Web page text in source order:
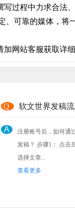
过程中力求合法
、可靠的媒体，将
加网站客服获取详
Q 软文世界发稿
A
注册账号后，如何通
发稿？ 步骤1： 点击后台“发稿管理”
选择文章...
查看更多